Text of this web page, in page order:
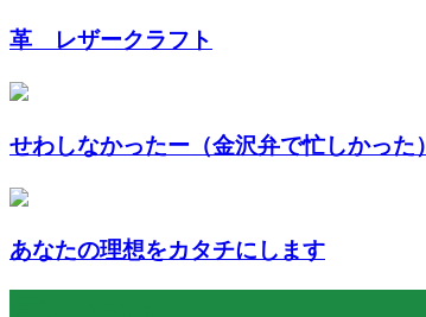
革 レザークラフト
せわしなかったー（金沢弁で忙しかった）
あなたの理想をカタチにします